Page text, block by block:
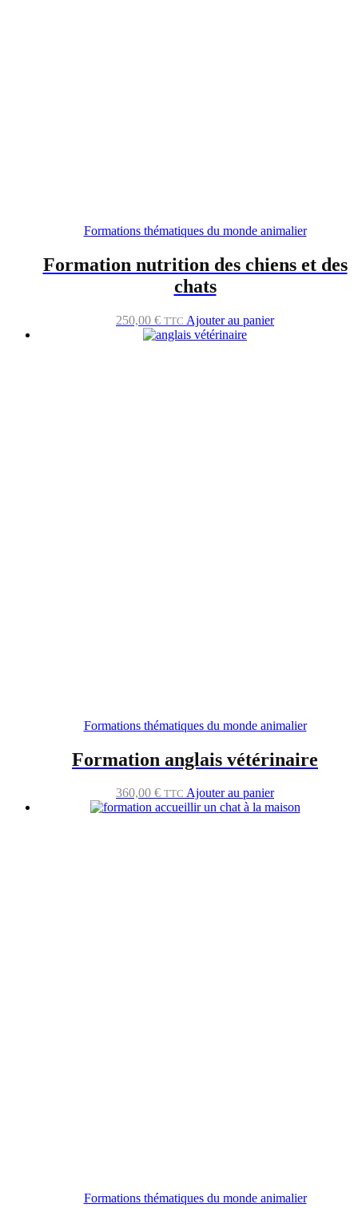
Formations thématiques du monde animalier
Formation nutrition des chiens et des
chats
250,00 € TTC Ajouter au panier
Formations thématiques du monde animalier
Formation anglais vétérinaire
360,00 € TTC Ajouter au panier
Formations thématiques du monde animalier